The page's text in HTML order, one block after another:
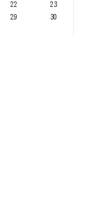
22
23
29
30